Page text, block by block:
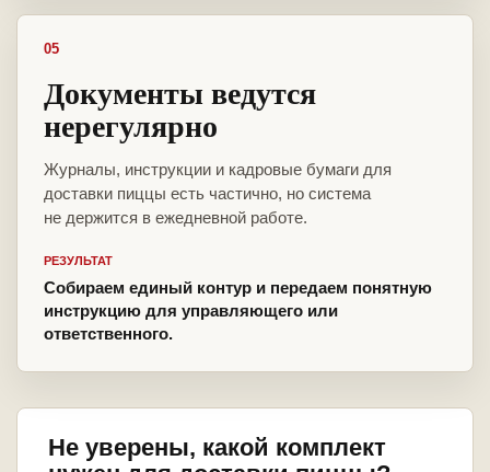
05
Документы ведутся
нерегулярно
Журналы, инструкции и кадровые бумаги для
доставки пиццы есть частично, но система
не держится в ежедневной работе.
РЕЗУЛЬТАТ
Собираем единый контур и передаем понятную
инструкцию для управляющего или
ответственного.
Не уверены, какой комплект